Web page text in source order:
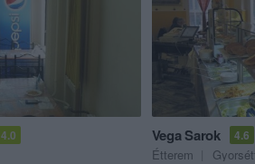
4.0 Vega Sarok 4.6
Étterem